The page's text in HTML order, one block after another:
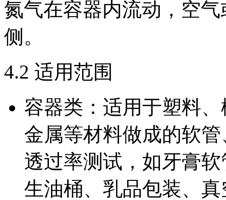
氮气在容器内流动，空
侧。
4.2 适用范围
容器类：适用于塑料
金属等材料做成的软
透过率测试，如牙膏
生油桶、乳品包装、